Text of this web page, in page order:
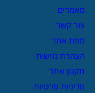
מאמרים
צור קשר
מפת אתר
הצהרת נגישות
תקנון אתר
מדיניות פרטיות